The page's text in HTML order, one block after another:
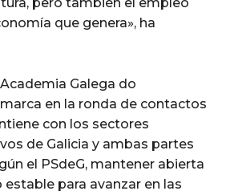
que genera», ha
Galega do
en la ronda de contactos
con los sectores
de Galicia y ambas partes
el PSdeG, mantener abierta
estable para avanzar en las